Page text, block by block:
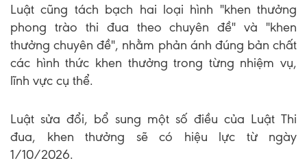
Luật cũng tách bạch hai loại hình "khen thưởng
phong trào thi đua theo chuyên đề" và "khen
thưởng chuyên đề", nhằm phản ánh đúng bản chất
các hình thức khen thưởng trong từng nhiệm vụ,
lĩnh vực cụ thể.
Luật sửa đổi, bổ sung một số điều của Luật Thi
đua, khen thưởng sẽ có hiệu lực từ ngày
1/10/2026.